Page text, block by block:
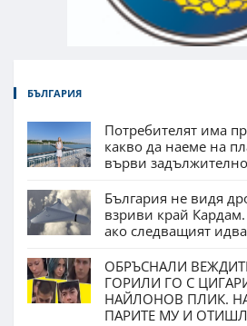
БЪЛГАРИЯ
Потребителят има
какво да наеме на
върви
България не видя
взриви край
ако следващият
ОБРЪСНАЛИ
ГОРИЛИ ГО С
НАЙЛОНОВ ПЛИК.
ПАРИТЕ МУ И